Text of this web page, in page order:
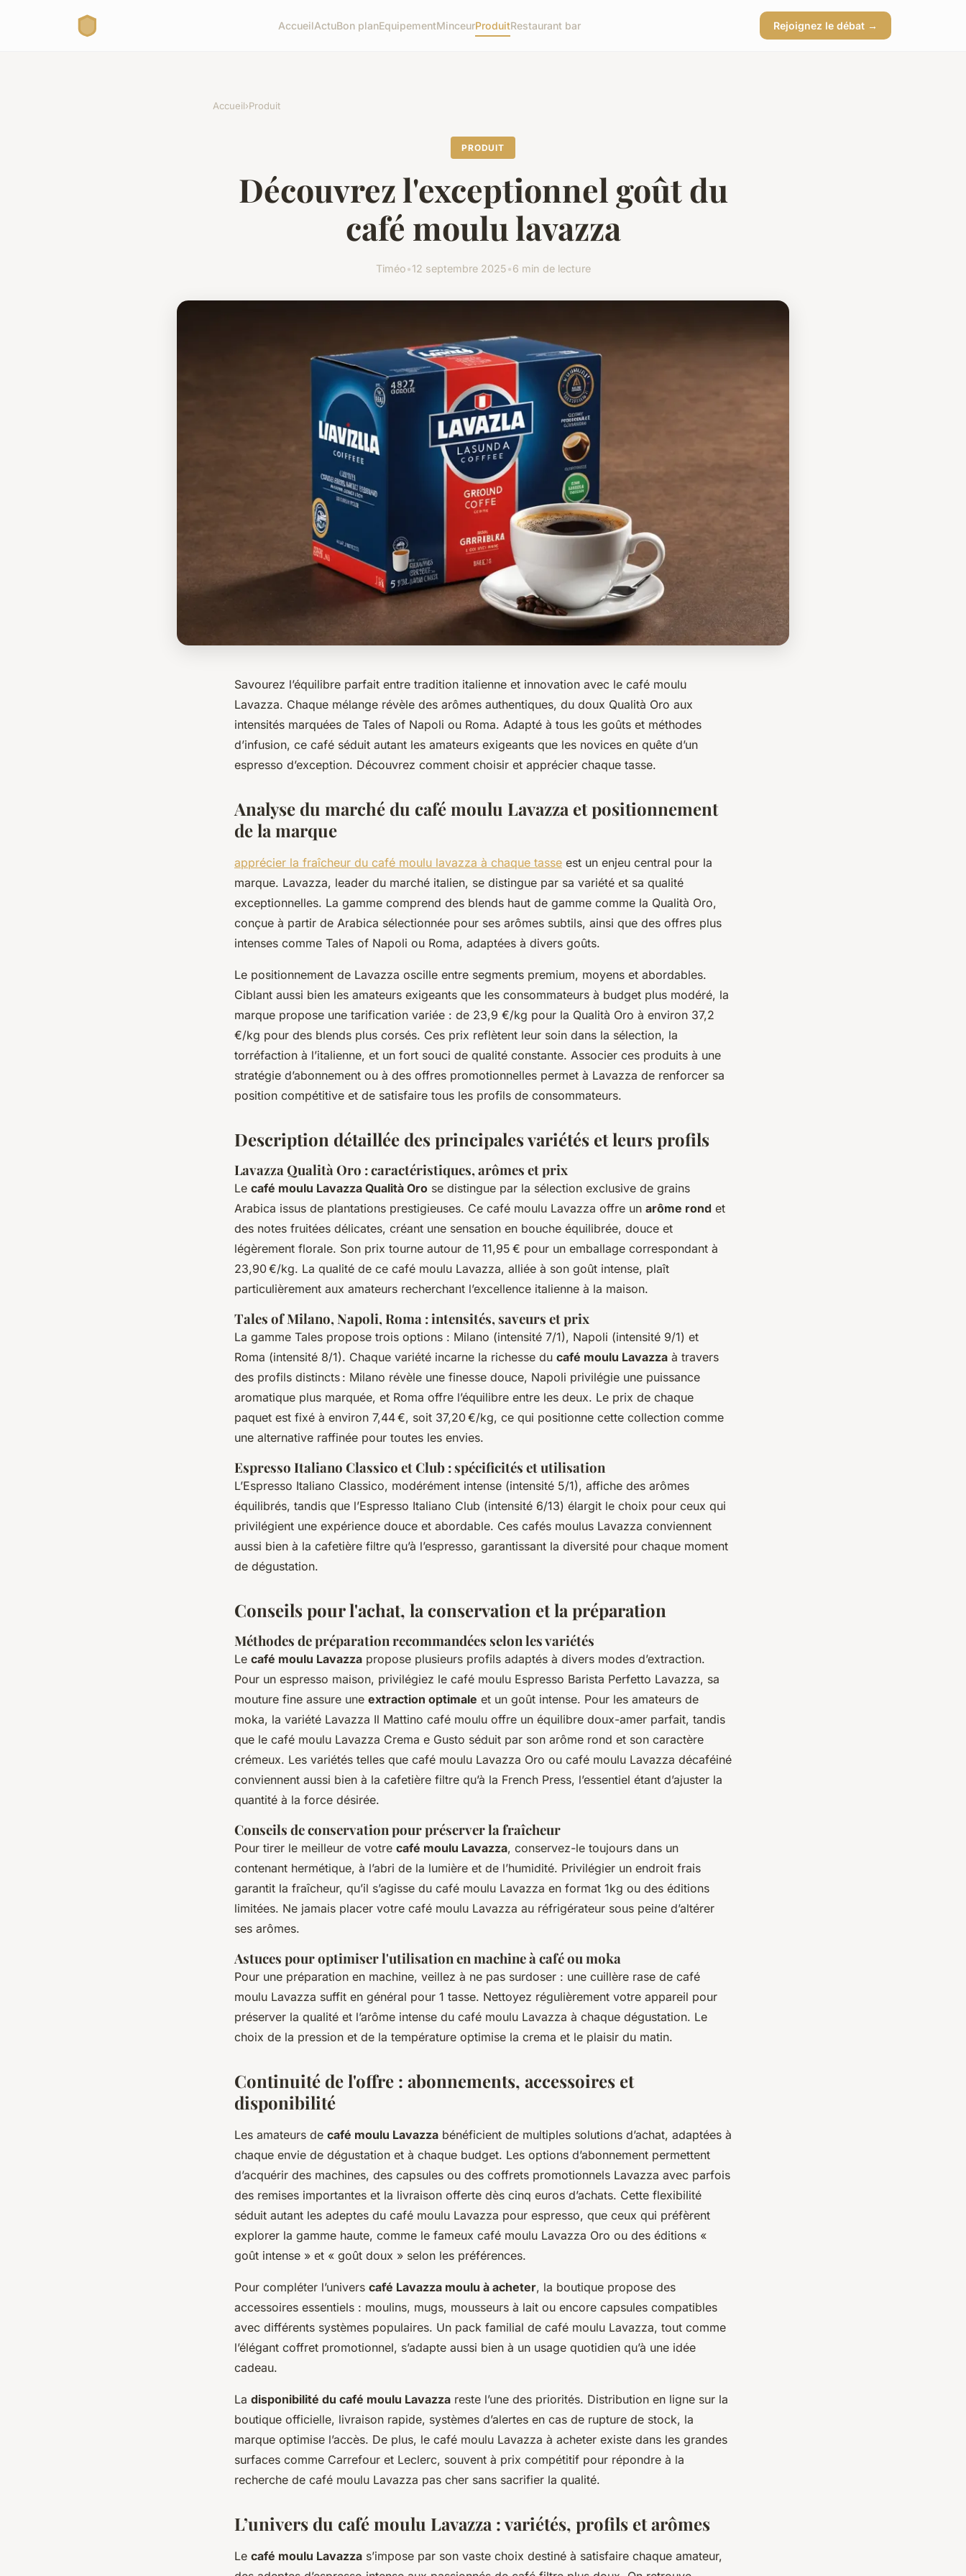
AccueilActuBon planEquipementMinceurProduitRestaurant bar Rejoignez le débat →
Accueil›Produit
PRODUIT
Découvrez l'exceptionnel goût du
café moulu lavazza
Timéo•12 septembre 2025•6 min de lecture
Savourez l’équilibre parfait entre tradition italienne et innovation avec le café moulu
Lavazza. Chaque mélange révèle des arômes authentiques, du doux Qualità Oro aux
intensités marquées de Tales of Napoli ou Roma. Adapté à tous les goûts et méthodes
d’infusion, ce café séduit autant les amateurs exigeants que les novices en quête d’un
espresso d’exception. Découvrez comment choisir et apprécier chaque tasse.
Analyse du marché du café moulu Lavazza et positionnement
de la marque
apprécier la fraîcheur du café moulu lavazza à chaque tasse est un enjeu central pour la
marque. Lavazza, leader du marché italien, se distingue par sa variété et sa qualité
exceptionnelles. La gamme comprend des blends haut de gamme comme la Qualità Oro,
conçue à partir de Arabica sélectionnée pour ses arômes subtils, ainsi que des offres plus
intenses comme Tales of Napoli ou Roma, adaptées à divers goûts.
Le positionnement de Lavazza oscille entre segments premium, moyens et abordables.
Ciblant aussi bien les amateurs exigeants que les consommateurs à budget plus modéré, la
marque propose une tarification variée : de 23,9 €/kg pour la Qualità Oro à environ 37,2
€/kg pour des blends plus corsés. Ces prix reflètent leur soin dans la sélection, la
torréfaction à l’italienne, et un fort souci de qualité constante. Associer ces produits à une
stratégie d’abonnement ou à des offres promotionnelles permet à Lavazza de renforcer sa
position compétitive et de satisfaire tous les profils de consommateurs.
Description détaillée des principales variétés et leurs profils
Lavazza Qualità Oro : caractéristiques, arômes et prix
Le café moulu Lavazza Qualità Oro se distingue par la sélection exclusive de grains
Arabica issus de plantations prestigieuses. Ce café moulu Lavazza offre un arôme rond et
des notes fruitées délicates, créant une sensation en bouche équilibrée, douce et
légèrement florale. Son prix tourne autour de 11,95 € pour un emballage correspondant à
23,90 €/kg. La qualité de ce café moulu Lavazza, alliée à son goût intense, plaît
particulièrement aux amateurs recherchant l’excellence italienne à la maison.
Tales of Milano, Napoli, Roma : intensités, saveurs et prix
La gamme Tales propose trois options : Milano (intensité 7/1), Napoli (intensité 9/1) et
Roma (intensité 8/1). Chaque variété incarne la richesse du café moulu Lavazza à travers
des profils distincts : Milano révèle une finesse douce, Napoli privilégie une puissance
aromatique plus marquée, et Roma offre l’équilibre entre les deux. Le prix de chaque
paquet est fixé à environ 7,44 €, soit 37,20 €/kg, ce qui positionne cette collection comme
une alternative raffinée pour toutes les envies.
Espresso Italiano Classico et Club : spécificités et utilisation
L’Espresso Italiano Classico, modérément intense (intensité 5/1), affiche des arômes
équilibrés, tandis que l’Espresso Italiano Club (intensité 6/13) élargit le choix pour ceux qui
privilégient une expérience douce et abordable. Ces cafés moulus Lavazza conviennent
aussi bien à la cafetière filtre qu’à l’espresso, garantissant la diversité pour chaque moment
de dégustation.
Conseils pour l'achat, la conservation et la préparation
Méthodes de préparation recommandées selon les variétés
Le café moulu Lavazza propose plusieurs profils adaptés à divers modes d’extraction.
Pour un espresso maison, privilégiez le café moulu Espresso Barista Perfetto Lavazza, sa
mouture fine assure une extraction optimale et un goût intense. Pour les amateurs de
moka, la variété Lavazza Il Mattino café moulu offre un équilibre doux-amer parfait, tandis
que le café moulu Lavazza Crema e Gusto séduit par son arôme rond et son caractère
crémeux. Les variétés telles que café moulu Lavazza Oro ou café moulu Lavazza décaféiné
conviennent aussi bien à la cafetière filtre qu’à la French Press, l’essentiel étant d’ajuster la
quantité à la force désirée.
Conseils de conservation pour préserver la fraîcheur
Pour tirer le meilleur de votre café moulu Lavazza, conservez-le toujours dans un
contenant hermétique, à l’abri de la lumière et de l’humidité. Privilégier un endroit frais
garantit la fraîcheur, qu’il s’agisse du café moulu Lavazza en format 1kg ou des éditions
limitées. Ne jamais placer votre café moulu Lavazza au réfrigérateur sous peine d’altérer
ses arômes.
Astuces pour optimiser l'utilisation en machine à café ou moka
Pour une préparation en machine, veillez à ne pas surdoser : une cuillère rase de café
moulu Lavazza suffit en général pour 1 tasse. Nettoyez régulièrement votre appareil pour
préserver la qualité et l’arôme intense du café moulu Lavazza à chaque dégustation. Le
choix de la pression et de la température optimise la crema et le plaisir du matin.
Continuité de l'offre : abonnements, accessoires et
disponibilité
Les amateurs de café moulu Lavazza bénéficient de multiples solutions d’achat, adaptées à
chaque envie de dégustation et à chaque budget. Les options d’abonnement permettent
d’acquérir des machines, des capsules ou des coffrets promotionnels Lavazza avec parfois
des remises importantes et la livraison offerte dès cinq euros d’achats. Cette flexibilité
séduit autant les adeptes du café moulu Lavazza pour espresso, que ceux qui préfèrent
explorer la gamme haute, comme le fameux café moulu Lavazza Oro ou des éditions «
goût intense » et « goût doux » selon les préférences.
Pour compléter l’univers café Lavazza moulu à acheter, la boutique propose des
accessoires essentiels : moulins, mugs, mousseurs à lait ou encore capsules compatibles
avec différents systèmes populaires. Un pack familial de café moulu Lavazza, tout comme
l’élégant coffret promotionnel, s’adapte aussi bien à un usage quotidien qu’à une idée
cadeau.
La disponibilité du café moulu Lavazza reste l’une des priorités. Distribution en ligne sur la
boutique officielle, livraison rapide, systèmes d’alertes en cas de rupture de stock, la
marque optimise l’accès. De plus, le café moulu Lavazza à acheter existe dans les grandes
surfaces comme Carrefour et Leclerc, souvent à prix compétitif pour répondre à la
recherche de café moulu Lavazza pas cher sans sacrifier la qualité.
L’univers du café moulu Lavazza : variétés, profils et arômes
Le café moulu Lavazza s’impose par son vaste choix destiné à satisfaire chaque amateur,